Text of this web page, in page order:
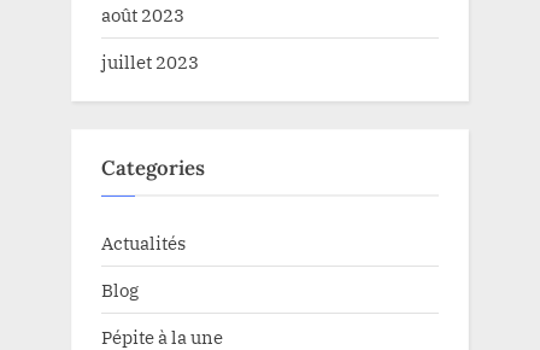
août 2023
juillet 2023
Categories
Actualités
Blog
Pépite à la une